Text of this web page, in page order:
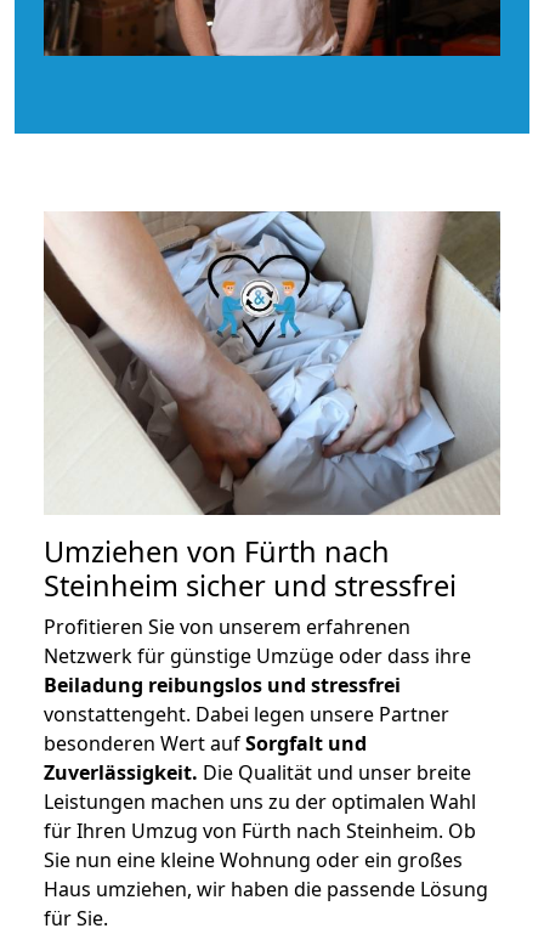
Umziehen von Fürth nach
Steinheim sicher und stressfrei
Profitieren Sie von unserem erfahrenen
Netzwerk für günstige Umzüge oder dass ihre
Beiladung reibungslos und stressfrei
vonstattengeht. Dabei legen unsere Partner
besonderen Wert aufSorgfalt und
Zuverlässigkeit. Die Qualität und unser breite
Leistungen machen uns zu der optimalen Wahl
für Ihren Umzug von Fürth nach Steinheim. Ob
Sie nun eine kleine Wohnung oder ein großes
Haus umziehen, wir haben die passende Lösung
für Sie.